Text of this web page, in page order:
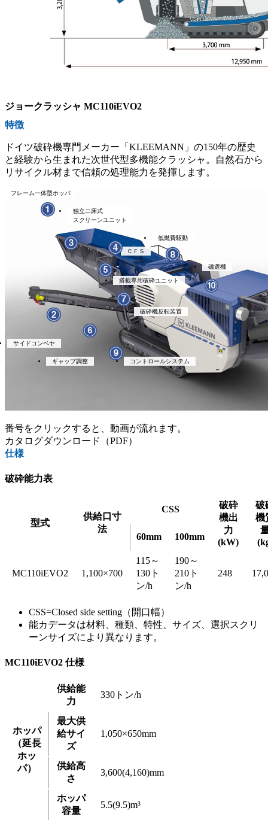
ジョークラッシャ MC110iEVO2
特徴
ドイツ破砕機専門メーカー「KLEEMANN」の150年の歴史
と経験から生まれた次世代型多機能クラッシャ。自然石から
リサイクル材まで信頼の処理能力を発揮します。
フレーム一体型ホッパ
サイドコンベヤ
独立二床式
スクリーンユニット
ＣＦＳ
搭載専用破砕ユニット
ギャップ調整
破砕機反転装置
低燃費駆動
コントロールシステム
磁選機
番号をクリックすると、動画が流れます。
カタログダウンロード（PDF）
仕様
破砕能力表
型式
供給口寸
法
CSS
破砕
機出
力
(kW)
破
機
60mm 100mm
MC110iEVO2 1,100×700
115～
130ト
ン/h
190～
210ト
ン/h
248
CSS=Closed side setting（開口幅）
能カデータは材料、種類、特性、サイズ、選択スクリ
ーンサイズにより異なります。
MC110iEVO2 仕様
ホッパ
（延長
ホッ
パ）
供給能
力
330トン/h
最大供
給サイ
ズ
1,050×650mm
供給高
さ
3,600(4,160)mm
ホッパ
容量
5.5(9.5)m³